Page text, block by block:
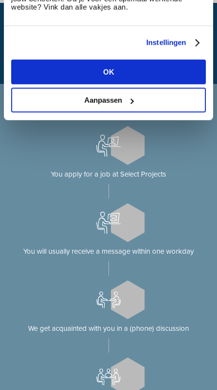
website? Vink dan alle vakjes aan.
Instellingen
OK
Aanpassen
Applying at Select Projects
Applying for a job on our website?
You apply for a job at Select Projects
You will usually receive a message within one workday
We get acquainted with you in a (phone) discussion